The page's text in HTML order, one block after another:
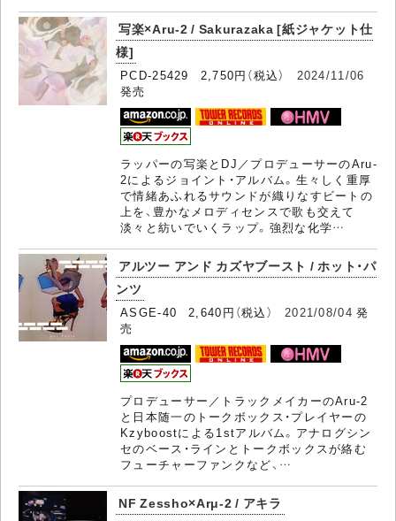
写楽×Aru-2 / Sakurazaka [紙ジャケット仕
様]
PCD-25429 2,750円（税込） 2024/11/06
発売
ラッパーの写楽とDJ／プロデューサーのAru-
2によるジョイント・アルバム。生々しく重厚
で情緒あふれるサウンドが織りなすビートの
上を、豊かなメロディセンスで歌も交えて
淡々と紡いでいくラップ。強烈な化学…
アルツー アンド カズヤブースト / ホット・パ
ンツ
ASGE-40 2,640円（税込） 2021/08/04 発
売
プロデューサー／トラックメイカーのAru-2
と日本随一のトークボックス・プレイヤーの
Kzyboostによる1stアルバム。アナログシン
セのベース・ラインとトークボックスが絡む
フューチャーファンクなど、…
NF Zessho×Arμ-2 / アキラ